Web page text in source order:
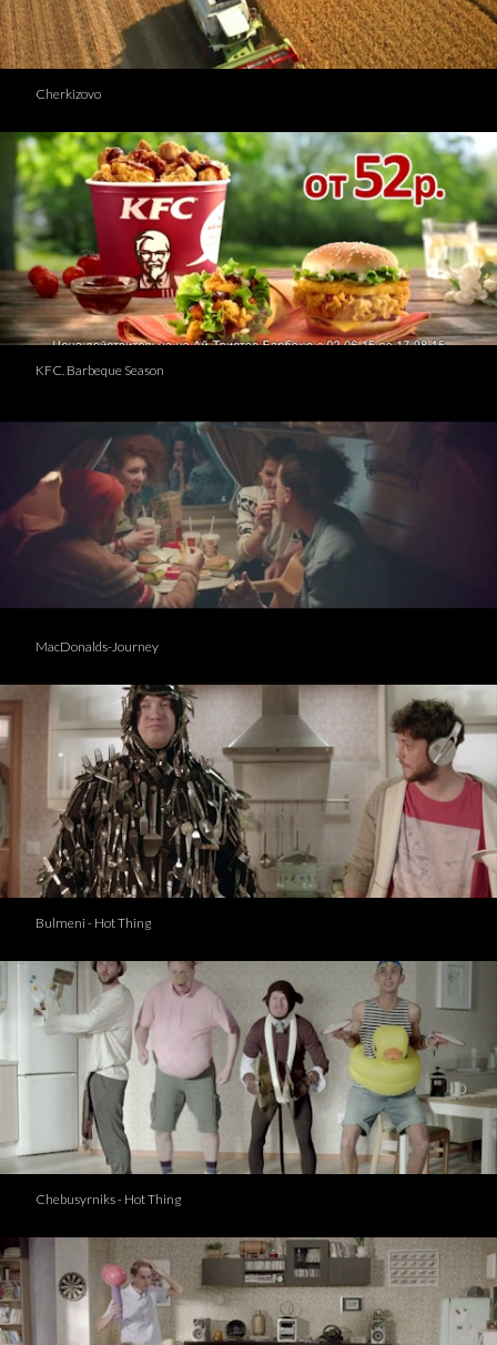
Cherkizovo
KFC. Barbeque Season
MacDonalds-Journey
Bulmeni - Hot Thing
Chebusyrniks - Hot Thing